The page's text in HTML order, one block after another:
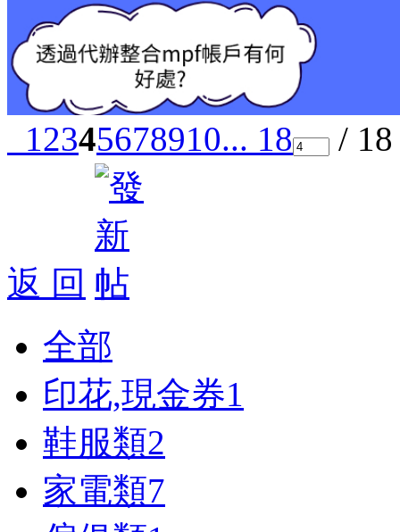
12345678910... 18 /
返 回
全部
印花,現金券1
鞋服類2
家電類7